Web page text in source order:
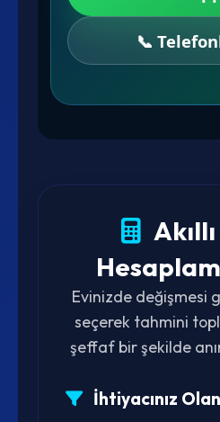
📞
Evinizde değişmesi
seçerek tahmini
şeffaf bir şekilde
İhtiyacınız